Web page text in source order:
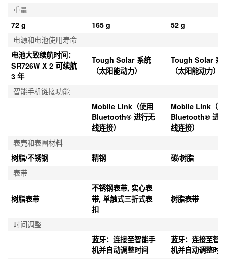
重量
72 g
165 g
52 g
电源和电池使用寿命
电池大致续航时间：
SR726W X 2 可续航
3 年
Tough Solar 系统
（太阳能动力）
Tough Solar 系
（太阳能动力）
智能手机链接功能
Mobile Link（使用
Bluetooth® 进行无
线连接）
Mobile Link（
Bluetooth® 进
线连接）
表壳和表圈材料
树脂/不锈钢
精钢
碳/树脂
表带
树脂表带
不锈钢表带, 实心表
带, 单触式三折式表
扣
树脂表带
时间调整
蓝牙：连接至智能手
机并自动调整时间
蓝牙：连接至智
机并自动调整时